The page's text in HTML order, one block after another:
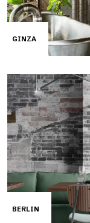
GINZA
BERLIN